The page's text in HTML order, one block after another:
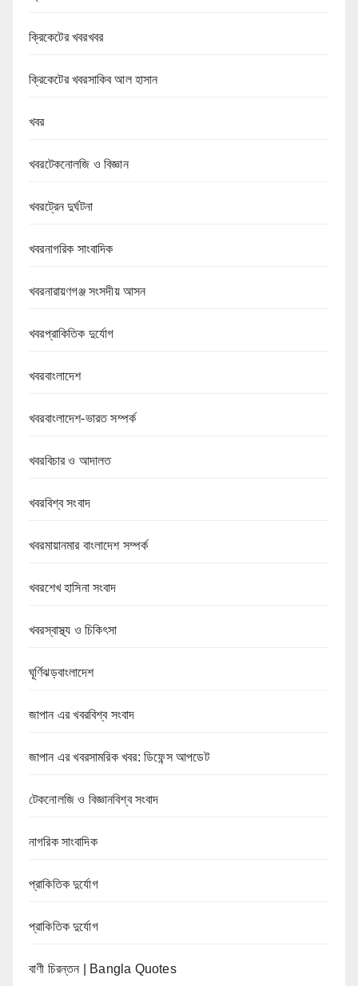
ক্রিকেটের খবরখবর
ক্রিকেটের খবরসাকিব আল হাসান
খবর
খবরটেকনোলজি ও বিজ্ঞান
খবরট্রেন দুর্ঘটনা
খবরনাগরিক সাংবাদিক
খবরনারায়ণগঞ্জ সংসদীয় আসন
খবরপ্রাকিতিক দুর্যোগ
খবরবাংলাদেশ
খবরবাংলাদেশ-ভারত সম্পর্ক
খবরবিচার ও আদালত
খবরবিশ্ব সংবাদ
খবরমায়ানমার বাংলাদেশ সম্পর্ক
খবরশেখ হাসিনা সংবাদ
খবরস্বাস্থ্য ও চিকিৎসা
ঘূর্ণিঝড়বাংলাদেশ
জাপান এর খবরবিশ্ব সংবাদ
জাপান এর খবরসামরিক খবর: ডিফেন্স আপডেট
টেকনোলজি ও বিজ্ঞানবিশ্ব সংবাদ
নাগরিক সাংবাদিক
প্রাকিতিক দুর্যোগ
প্রাকিতিক দুর্যোগ
বাণী চিরন্তন | Bangla Quotes